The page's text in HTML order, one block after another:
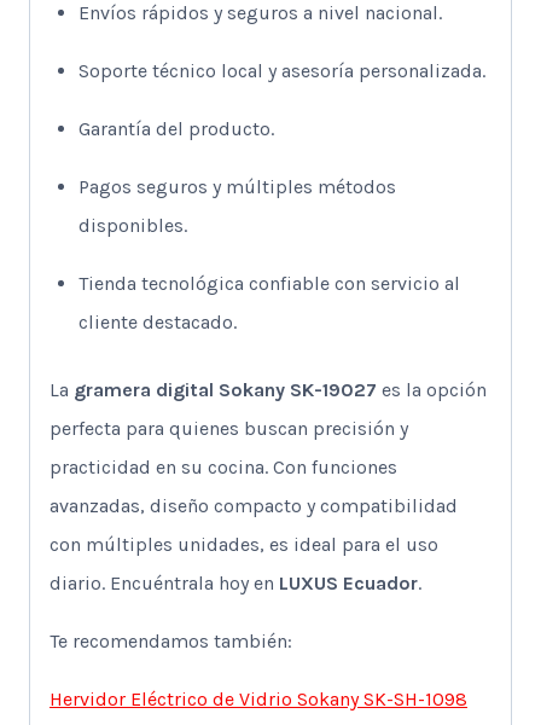
Envíos rápidos y seguros a nivel nacional.
Soporte técnico local y asesoría personalizada.
Garantía del producto.
Pagos seguros y múltiples métodos
disponibles.
Tienda tecnológica confiable con servicio al
cliente destacado.
La gramera digital Sokany SK-19027 es la opción
perfecta para quienes buscan precisión y
practicidad en su cocina. Con funciones
avanzadas, diseño compacto y compatibilidad
con múltiples unidades, es ideal para el uso
diario. Encuéntrala hoy en LUXUS Ecuador.
Te recomendamos también:
Hervidor Eléctrico de Vidrio Sokany SK-SH-1098